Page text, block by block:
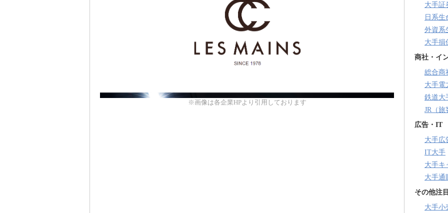
※画像は各企業HPより引用しております
大手証
日系生
外資系
大手損
商社・イ
総合商
大手電
鉄道大
JR（旅
広告・IT
大手広
IT大手
大手キ
大手通
その他注
大手小